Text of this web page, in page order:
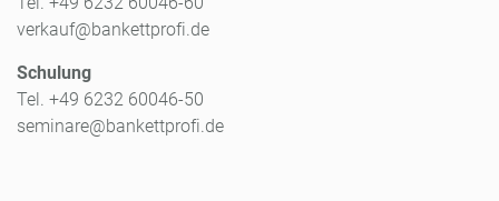
verkauf@bankettprofi.de
Schulung
Tel. +49 6232 60046-50
seminare@bankettprofi.de